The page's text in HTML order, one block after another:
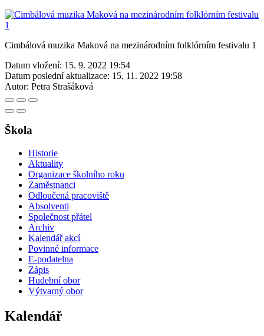
Cimbálová muzika Maková na mezinárodním folklórním festivalu 1
Datum vložení: 15. 9. 2022 19:54
Datum poslední aktualizace: 15. 11. 2022 19:58
Autor: Petra Strašáková
Škola
Historie
Aktuality
Organizace školního roku
Zaměstnanci
Odloučená pracoviště
Absolventi
Společnost přátel
Archiv
Kalendář akcí
Povinné informace
E-podatelna
Zápis
Hudební obor
Výtvarný obor
Kalendář